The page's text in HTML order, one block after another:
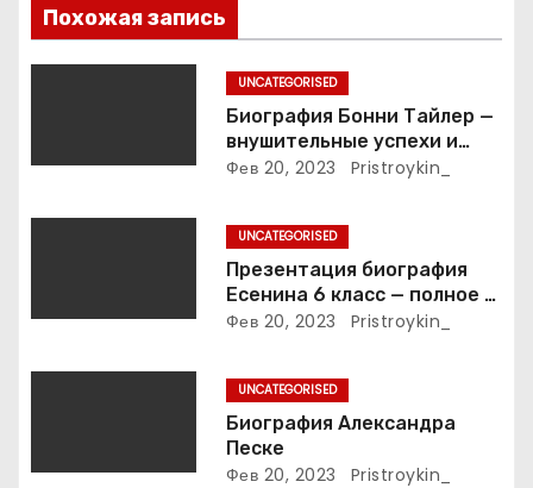
з
п
и
я
Похожая запись
UNCATEGORISED
Биография Бонни Тайлер —
внушительные успехи и
интимные подробности
Фев 20, 2023 Pristroykin_
UNCATEGORISED
Презентация биография
Есенина 6 класс — полное и
подробное описание жизни
Фев 20, 2023 Pristroykin_
UNCATEGORISED
Биография Александра
Песке
Фев 20, 2023 Pristroykin_